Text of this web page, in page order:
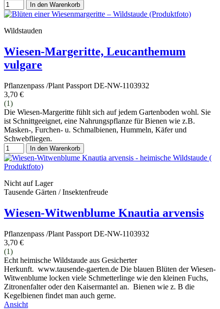
In den Warenkorb
Wildstauden
Wiesen-Margeritte, Leucanthemum
vulgare
Pflanzenpass /Plant Passport DE-NW-1103932
3,70 €
(1)
Die Wiesen-Margeritte fühlt sich auf jedem Gartenboden wohl. Sie
ist Schnittgeeignet, eine Nahrungspflanze für Bienen wie z.B.
Masken-, Furchen- u. Schmalbienen, Hummeln, Käfer und
Schwebfliegen.
In den Warenkorb
Nicht auf Lager
Tausende Gärten / Insektenfreude
Wiesen-Witwenblume Knautia arvensis
Pflanzenpass /Plant Passport DE-NW-1103932
3,70 €
(1)
Echt heimische Wildstaude aus Gesicherter
Herkunft. www.tausende-gaerten.de Die blauen Blüten der Wiesen-
Witwenblume locken viele Schmetterlinge wie den kleinen Fuchs,
Zitronenfalter oder den Kaisermantel an. Bienen wie z. B die
Kegelbienen findet man auch gerne.
Ansicht